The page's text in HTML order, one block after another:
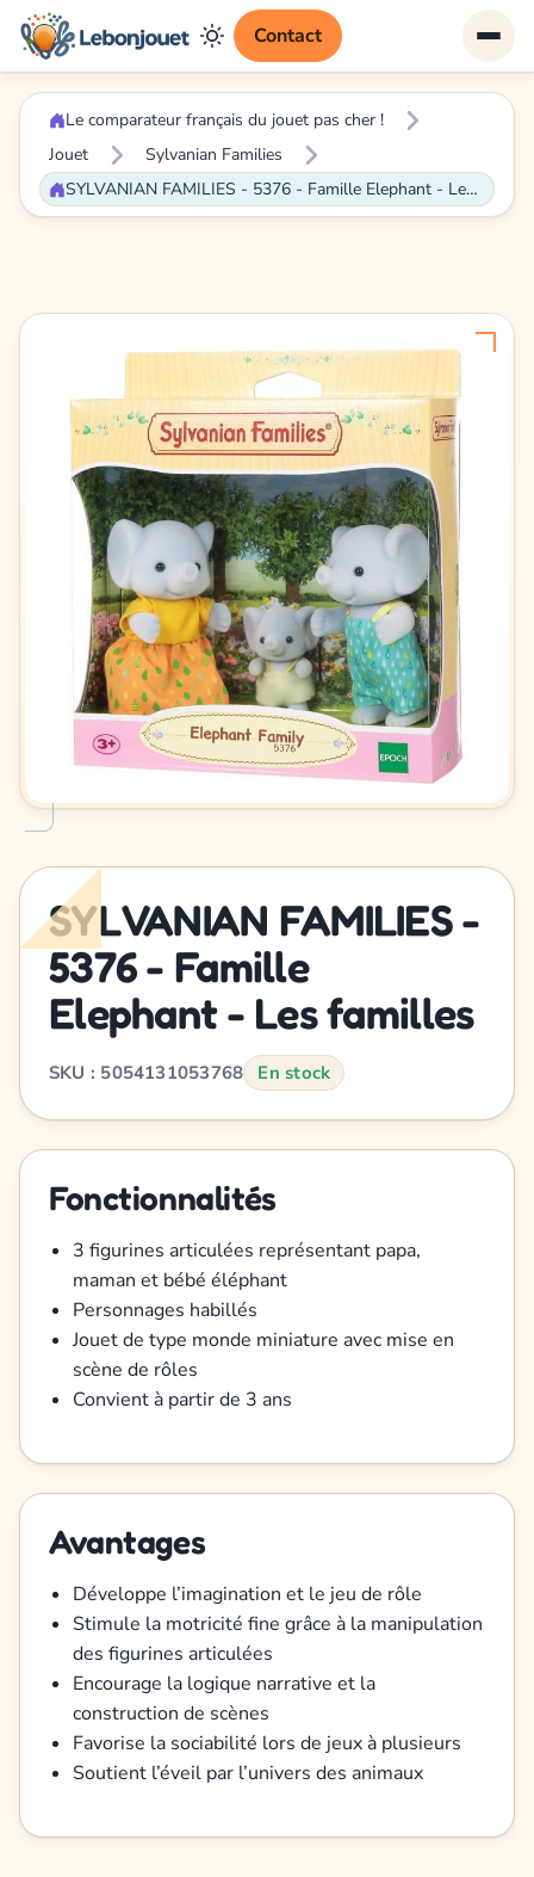
Contact
Le comparateur français du jouet pas cher !
Jouet
Sylvanian Families
SYLVANIAN FAMILIES - 5376 - Famille Elephant - Les familles
SYLVANIAN FAMILIES -
5376 - Famille
Elephant - Les familles
SKU : 5054131053768 En stock
Fonctionnalités
3 figurines articulées représentant papa,
maman et bébé éléphant
Personnages habillés
Jouet de type monde miniature avec mise en
scène de rôles
Convient à partir de 3 ans
Avantages
Développe l’imagination et le jeu de rôle
Stimule la motricité fine grâce à la manipulation
des figurines articulées
Encourage la logique narrative et la
construction de scènes
Favorise la sociabilité lors de jeux à plusieurs
Soutient l’éveil par l’univers des animaux